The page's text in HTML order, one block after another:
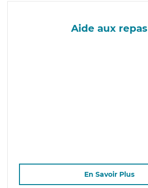
Aide aux repas
En Savoir Plus